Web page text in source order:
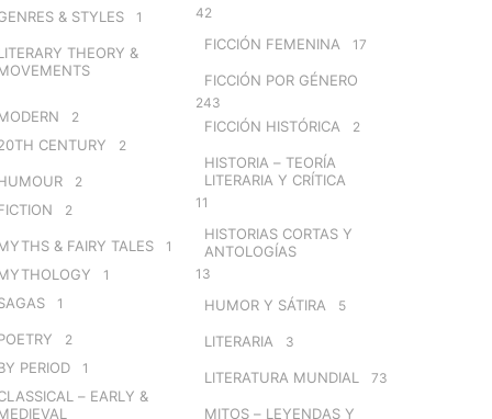
& STYLES 1
THEORY &
2
CENTURY 2
2
2
& FAIRY TALES 1
1
1
2
PERIOD 1
– EARLY &
42
FICCIÓN FEMENINA 17
FICCIÓN POR GÉNERO
243
FICCIÓN HISTÓRICA 2
HISTORIA – TEORÍA
LITERARIA Y CRÍTICA
11
HISTORIAS CORTAS Y
ANTOLOGÍAS
13
HUMOR Y SÁTIRA 5
LITERARIA 3
LITERATURA MUNDIAL 73
MITOS – LEYENDAS Y